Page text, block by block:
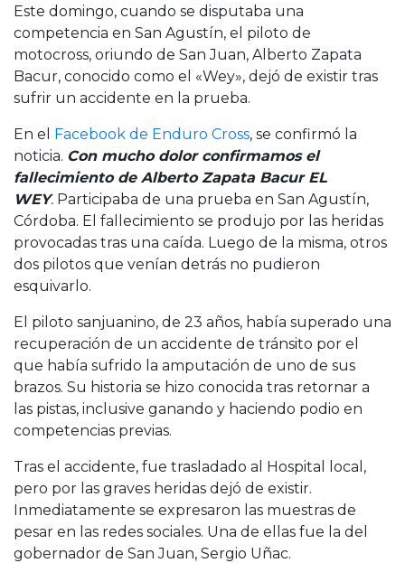
Este domingo, cuando se disputaba una
competencia en San Agustín, el piloto de
motocross, oriundo de San Juan, Alberto Zapata
Bacur, conocido como el «Wey», dejó de existir tras
sufrir un accidente en la prueba.
En el Facebook de Enduro Cross, se confirmó la
noticia. Con mucho dolor confirmamos el
fallecimiento de Alberto Zapata Bacur EL
WEY. Participaba de una prueba en San Agustín,
Córdoba. El fallecimiento se produjo por las heridas
provocadas tras una caída. Luego de la misma, otros
dos pilotos que venían detrás no pudieron
esquivarlo.
El piloto sanjuanino, de 23 años, había superado una
recuperación de un accidente de tránsito por el
que había sufrido la amputación de uno de sus
brazos. Su historia se hizo conocida tras retornar a
las pistas, inclusive ganando y haciendo podio en
competencias previas.
Tras el accidente, fue trasladado al Hospital local,
pero por las graves heridas dejó de existir.
Inmediatamente se expresaron las muestras de
pesar en las redes sociales. Una de ellas fue la del
gobernador de San Juan, Sergio Uñac.